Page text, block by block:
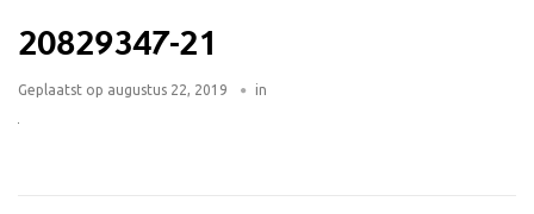
20829347-21
Geplaatst op augustus 22, 2019 in